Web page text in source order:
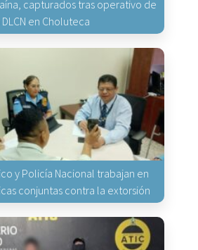
capturados tras operativo de
DLCN en Choluteca
y Policía Nacional trabajan en
conjuntas contra la extorsión